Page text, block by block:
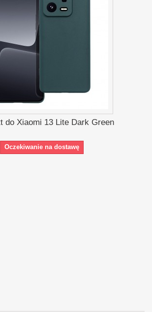
do Xiaomi 13 Lite Dark Green
Oczekiwanie na dostawę